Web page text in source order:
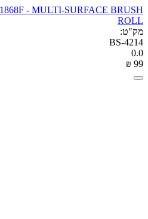
- MULTI-SURFACE BRUSH
ROLL
מק"ט:
BS-4214
0.0
₪ ‍99‍